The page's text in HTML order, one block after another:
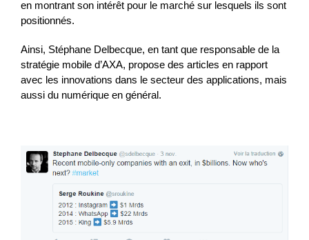
en montrant son intérêt pour le marché sur lesquels ils sont
positionnés.
Ainsi, Stéphane Delbecque, en tant que responsable de la
stratégie mobile d’AXA, propose des articles en rapport
avec les innovations dans le secteur des applications, mais
aussi du numérique en général.